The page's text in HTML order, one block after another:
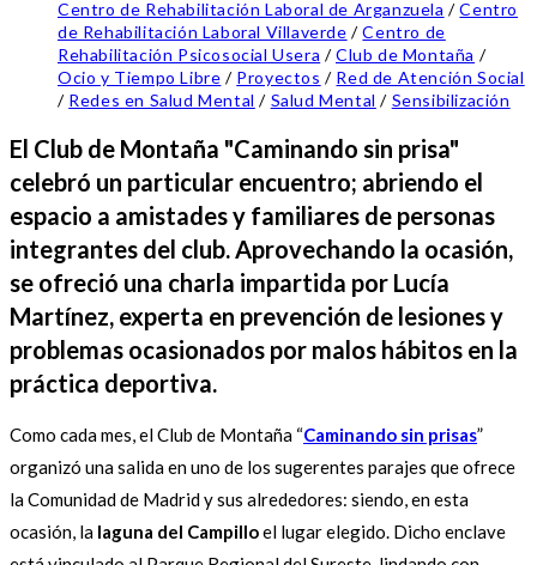
Centro de Rehabilitación Laboral de Arganzuela / Centro
de Rehabilitación Laboral Villaverde / Centro de
Rehabilitación Psicosocial Usera / Club de Montaña /
Ocio y Tiempo Libre / Proyectos / Red de Atención Social
/ Redes en Salud Mental / Salud Mental / Sensibilización
El Club de Montaña "Caminando sin prisa"
celebró un particular encuentro; abriendo el
espacio a amistades y familiares de personas
integrantes del club. Aprovechando la ocasión,
se ofreció una charla impartida por Lucía
Martínez, experta en prevención de lesiones y
problemas ocasionados por malos hábitos en la
práctica deportiva.
Como cada mes, el Club de Montaña “Caminando sin prisas”
organizó una salida en uno de los sugerentes parajes que ofrece
la Comunidad de Madrid y sus alrededores: siendo, en esta
ocasión, la laguna del Campilloel lugar elegido. Dicho enclave